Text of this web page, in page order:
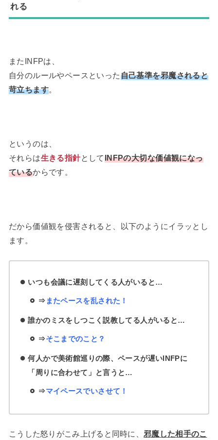
れる
またINFPは、
自分のルールやペースといった自己基準を邪魔されると
苛立ちます。
というのは、
それらは生きる指針としてINFPの大切な価値観になっ
ているからです。
だから価値観を侵害されると、以下のようにイラッとし
ます。
いつも会議に遅刻してくる人がいると…
⇒ またペースを乱された！
誰かのミスをしつこく説教してる人がいると…
⇒そこまでのこと？
何人かで美術館巡りの際、ペースが遅いINFPに
「周りに合わせて」と言うと…
⇒マイペースでいさせて！
こうした怒りがこみ上げると同時に、 邪魔した相手のこ